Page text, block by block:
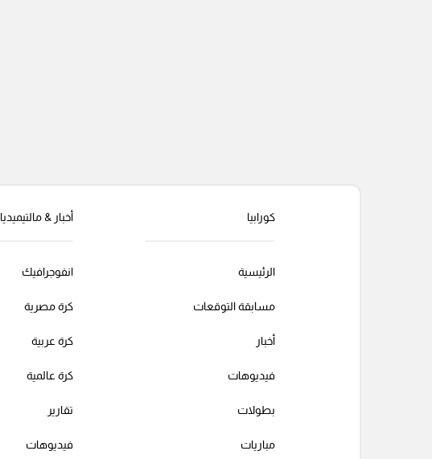
كورابيا
الرئيسية
مسابقة التوقعات
أخبار
فيديوهات
بطولات
مباريات
أخبار & مالتيميديا
انفوجرافيك
كرة مصرية
كرة عربية
كرة عالمية
تقارير
فيديوهات